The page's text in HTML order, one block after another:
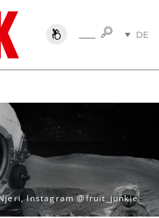
SUCHESUCHE
DE
Instagram @fruit_junkie